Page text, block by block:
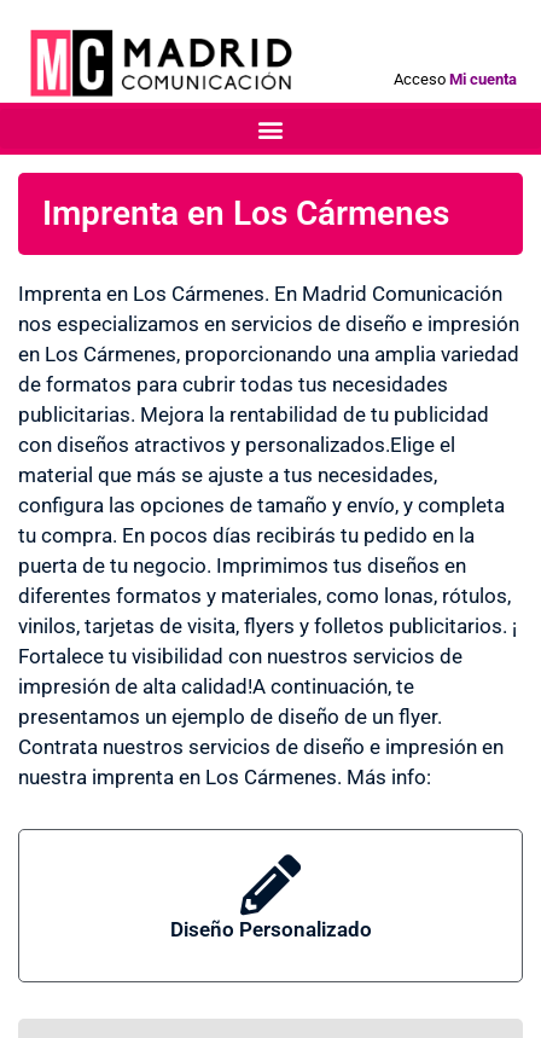
Acceso Mi cuenta
Diseño Personalizado
Imprenta en Los Cármenes
Imprenta en Los Cármenes. En Madrid Comunicación
nos especializamos en servicios de diseño e impresión
en Los Cármenes, proporcionando una amplia variedad
de formatos para cubrir todas tus necesidades
publicitarias. Mejora la rentabilidad de tu publicidad
con diseños atractivos y personalizados.Elige el
material que más se ajuste a tus necesidades,
configura las opciones de tamaño y envío, y completa
tu compra. En pocos días recibirás tu pedido en la
puerta de tu negocio. Imprimimos tus diseños en
diferentes formatos y materiales, como lonas, rótulos,
vinilos, tarjetas de visita, flyers y folletos publicitarios. ¡
Fortalece tu visibilidad con nuestros servicios de
impresión de alta calidad!A continuación, te
presentamos un ejemplo de diseño de un flyer.
Contrata nuestros servicios de diseño e impresión en
nuestra imprenta en Los Cármenes. Más info: